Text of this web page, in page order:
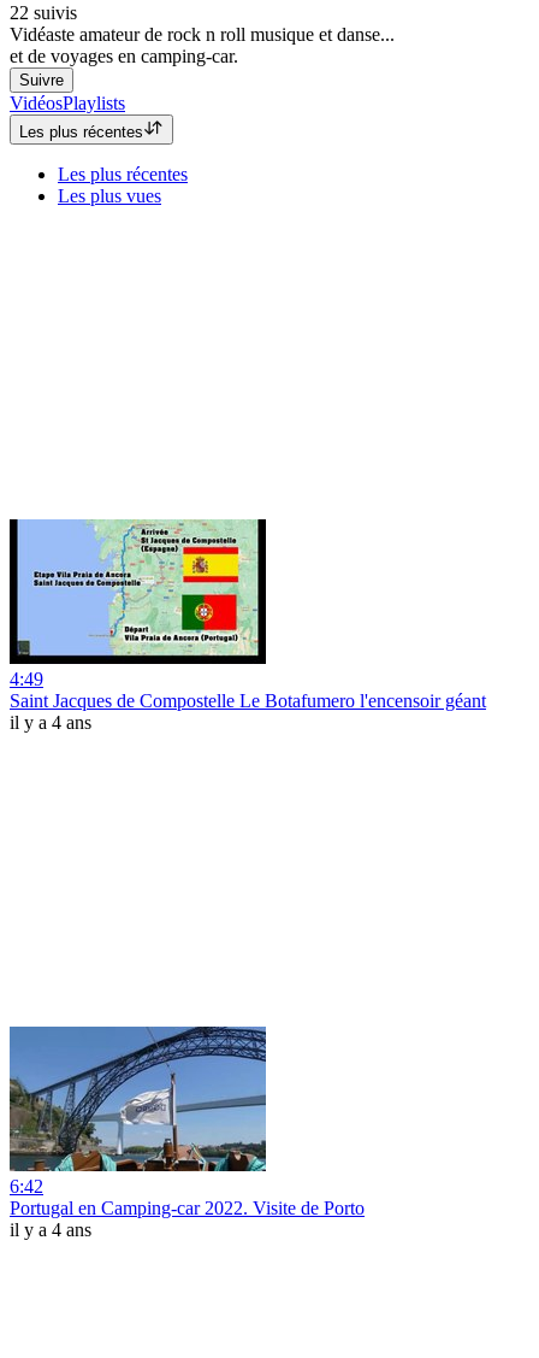
22 suivis
Vidéaste amateur de rock n roll musique et danse...
et de voyages en camping-car.
Suivre
VidéosPlaylists
Les plus récentes
Les plus récentes
Les plus vues
4:49
Saint Jacques de Compostelle Le Botafumero l'encensoir géant
il y a 4 ans
6:42
Portugal en Camping-car 2022. Visite de Porto
il y a 4 ans